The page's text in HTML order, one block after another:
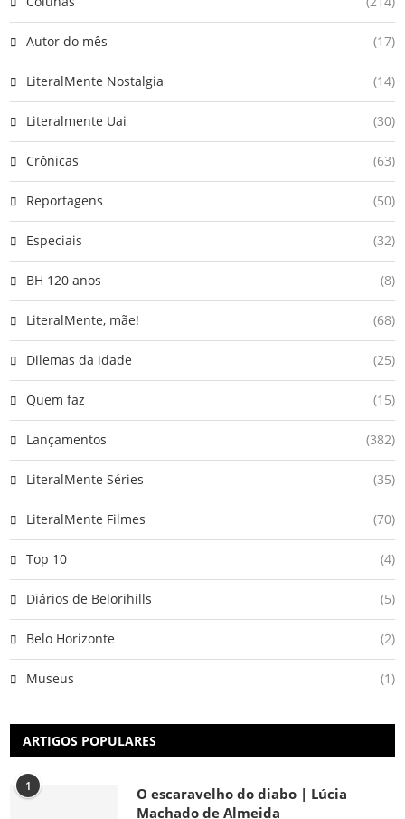
Autor do mês (17)
LiteralMente Nostalgia (14)
Literalmente Uai (30)
Crônicas (63)
Reportagens (50)
Especiais (32)
BH 120 anos (8)
LiteralMente, mãe! (68)
Dilemas da idade (25)
Quem faz (15)
Lançamentos (382)
LiteralMente Séries (35)
LiteralMente Filmes (70)
Top 10 (4)
Diários de Belorihills (5)
Belo Horizonte (2)
Museus (1)
ARTIGOS POPULARES
1
O escaravelho do diabo | Lúcia
Machado de Almeida